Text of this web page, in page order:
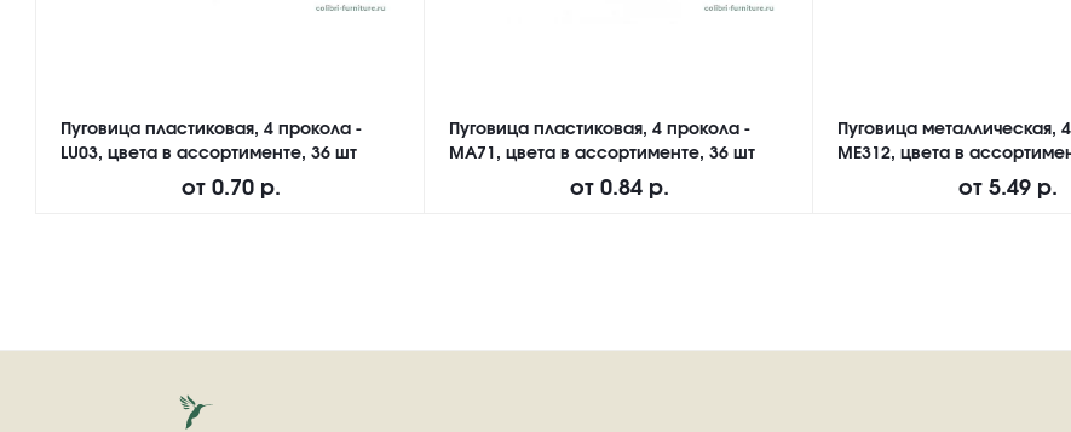
Пуговица пластиковая, 4 прокола -
LU03, цвета в ассортименте, 36 шт
от 0.70 р.
Пуговица пластиковая, 4 прокола -
MA71, цвета в ассортименте, 36 шт
от 0.84 р.
Пуговица металлическая,
ME312, цвета в
от 5.49 р.